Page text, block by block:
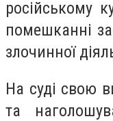
російському
помешканні
злочинної
На суді свою
та